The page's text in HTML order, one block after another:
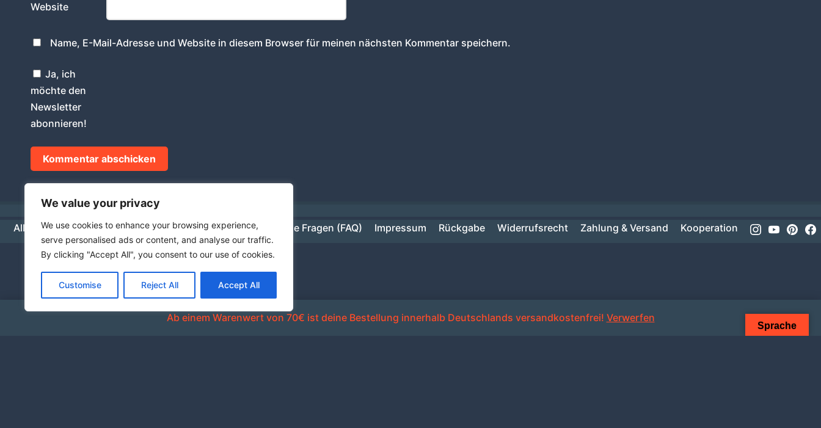
We value your privacy
We use cookies to enhance your browsing experience,
serve personalised ads or content, and analyse our traffic.
By clicking "Accept All", you consent to our use of cookies.
Customise Reject All Accept All
Ab einem Warenwert von 70€ ist deine Bestellung innerhalb Deutschlands versandkostenfrei! Verwerfen
Website
Name, E-Mail-Adresse und Website in diesem Browser für meinen nächsten Kommentar speichern.
Ja, ich
möchte den
Newsletter
abonnieren!
Allgemeine Geschäftsbedingungen Datenschutz Häufige Fragen (FAQ) Impressum Rückgabe Widerrufsrecht Zahlung & Versand Kooperation Instagram
Youtube
Sprache